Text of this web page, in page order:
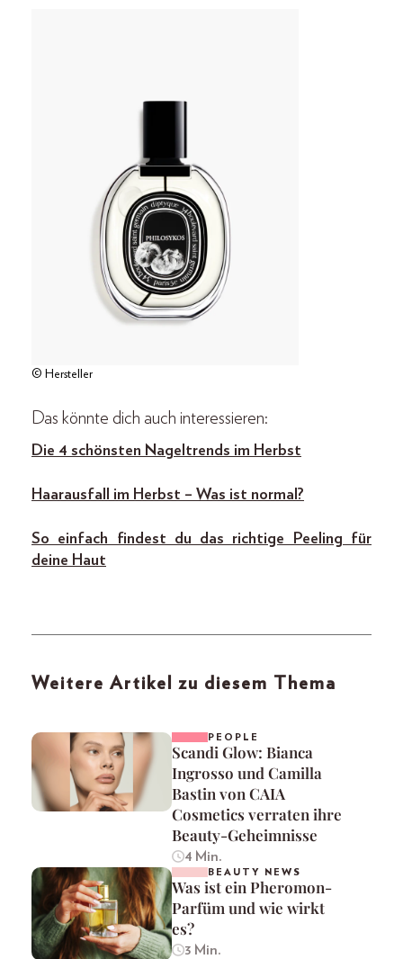
© Hersteller
Das könnte dich auch interessieren:
Die 4 schönsten Nageltrends im Herbst
Haarausfall im Herbst – Was ist normal?
So einfach findest du das richtige Peeling für
deine Haut
Weitere Artikel zu diesem Thema
PEOPLE
Scandi Glow: Bianca
Ingrosso und Camilla
Bastin von CAIA
Cosmetics verraten ihre
Beauty-Geheimnisse
4 Min.
BEAUTY NEWS
Was ist ein Pheromon-
Parfüm und wie wirkt
es?
3 Min.